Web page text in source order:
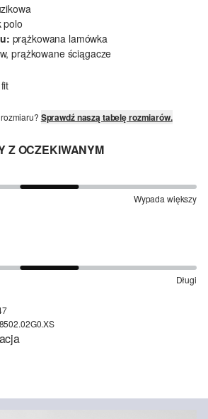
polo
prążkowana lamówka
prążkowane ściągacze
Sprawdź naszą tabelę rozmiarów.
Z OCZEKIWANYM
Wypada większy
Długi